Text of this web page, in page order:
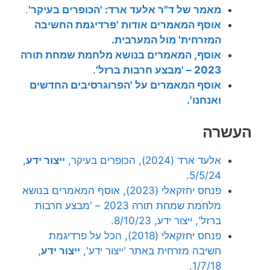
מאמר של ד"ר אלעד ארד: 'הכופרים בעיקר'.
אוסף המאמרים אודות 'פרדיגמת החשיבה
המזרחית' מול המערבית.
אוסף, המאמרים בנושא מלחמת שמחת תורה
2023 – 'מבצע חרבות ברזל'
.
אוסף המאמרים על 'הפרוגרסיבים החדשים
ואנחנו'.
העשרה
אלעד ארד (2024), הכופרים בעיקר, ייצור ידע,
5/5/24.
פנחס יחזקאלי (2023), אוסף המאמרים בנושא
מלחמת שמחת תורה 2023 – 'מבצע חרבות
ברזל', ייצור ידע, 8/10/23.
פנחס יחזקאלי (2018), הכל על פרדיגמת
חשיבה מזרחית באתר 'ייצור ידע', ייצור ידע,
1/7/18.